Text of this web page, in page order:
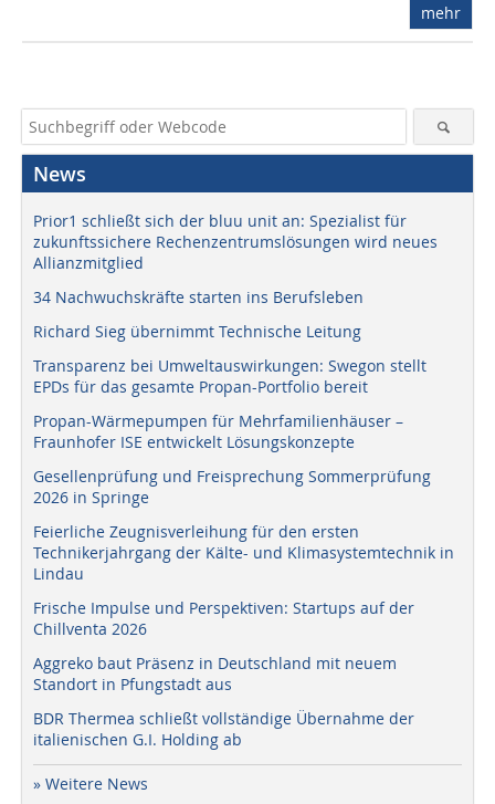
mehr
News
Prior1 schließt sich der bluu unit an: Spezialist für
zukunftssichere Rechenzentrumslösungen wird neues
Allianzmitglied
34 Nachwuchskräfte starten ins Berufsleben
Richard Sieg übernimmt Technische Leitung
Transparenz bei Umweltauswirkungen: Swegon stellt
EPDs für das gesamte Propan-Portfolio bereit
Propan-Wärmepumpen für Mehrfamilienhäuser –
Fraunhofer ISE entwickelt Lösungskonzepte
Gesellenprüfung und Freisprechung Sommerprüfung
2026 in Springe
Feierliche Zeugnisverleihung für den ersten
Technikerjahrgang der Kälte- und Klimasystemtechnik in
Lindau
Frische Impulse und Perspektiven: Startups auf der
Chillventa 2026
Aggreko baut Präsenz in Deutschland mit neuem
Standort in Pfungstadt aus
BDR Thermea schließt vollständige Übernahme der
italienischen G.I. Holding ab
» Weitere News